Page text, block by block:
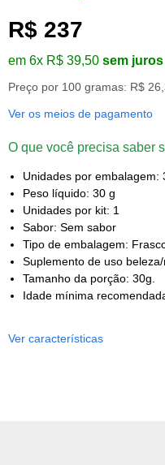
R$ 237
em 6x R$ 39,50 sem juros
Preço por 100 gramas: R$
Ver os meios de pagamento
O que você precisa saber
Unidades por embalagem:
Peso líquido: 30 g
Unidades por kit: 1
Sabor: Sem sabor
Tipo de embalagem:
Suplemento de uso beleza/
Tamanho da porção: 30g.
Idade mínima
Ver características